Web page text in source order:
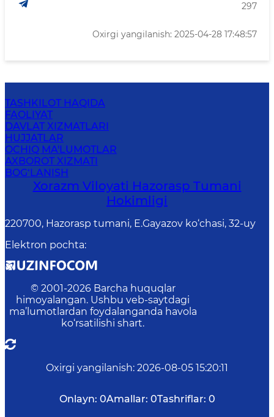
297
Oxirgi yangilanish: 2025-04-28 17:48:57
TASHKILOT HAQIDA
FAOLIYAT
DAVLAT XIZMATLARI
HUJJATLAR
OCHIQ MA'LUMOTLAR
AXBOROT XIZMATI
BOG‘LANISH
Xorazm Viloyati Hazorasp Tumani
Hokimligi
220700, Hazorasp tumani, E.Gayazov ko‘chasi, 32-uy
Elektron pochta:
© 2001-2026 Barcha huquqlar
himoyalangan. Ushbu veb-saytdagi
ma’lumotlardan foydalanganda havola
ko‘rsatilishi shart.
Oxirgi yangilanish: 2026-08-05 15:20:11
Onlayn: 0Amallar: 0Tashriflar: 0